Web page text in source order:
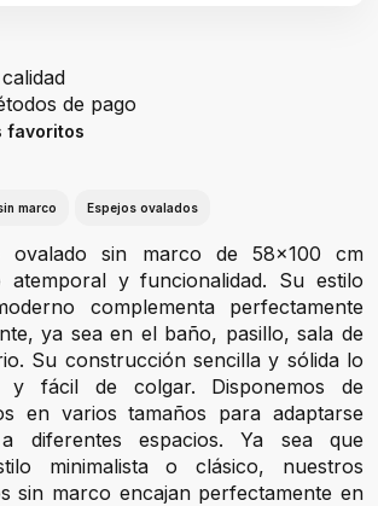
de pago
favoritos
marco Espejos ovalados
ovalado sin marco de 58x100 cm
atemporal y funcionalidad. Su estilo
complementa perfectamente
ya sea en el baño, pasillo, sala de
Su construcción sencilla y sólida lo
y fácil de colgar. Disponemos de
en varios tamaños para adaptarse
a diferentes espacios. Ya sea que
minimalista o clásico, nuestros
sin marco encajan perfectamente en